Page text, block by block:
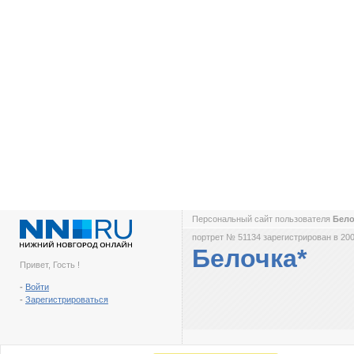
Привет, Гость !
- Войти
- Зарегистрироваться
Персональный сайт пользователя
портрет № 51134 зарегистрирован в
Белочка*